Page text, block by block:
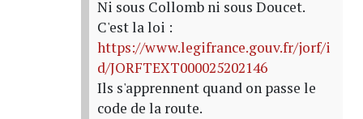
Ni sous Collomb ni sous Doucet.
C'est la loi :
https://www.legifrance.gouv.fr/jorf/i
d/JORFTEXT000025202146
Ils s'apprennent quand on passe le
code de la route.